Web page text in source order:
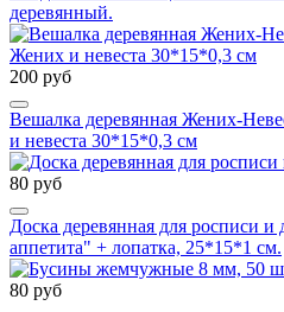
деревянный.
200 руб
Вешалка деревянная Жених-
и невеста 30*15*0,3 см
80 руб
Доска деревянная для росписи
аппетита" + лопатка, 25*15*1 см.
80 руб